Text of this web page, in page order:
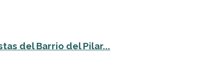
del Barrio del Pilar...